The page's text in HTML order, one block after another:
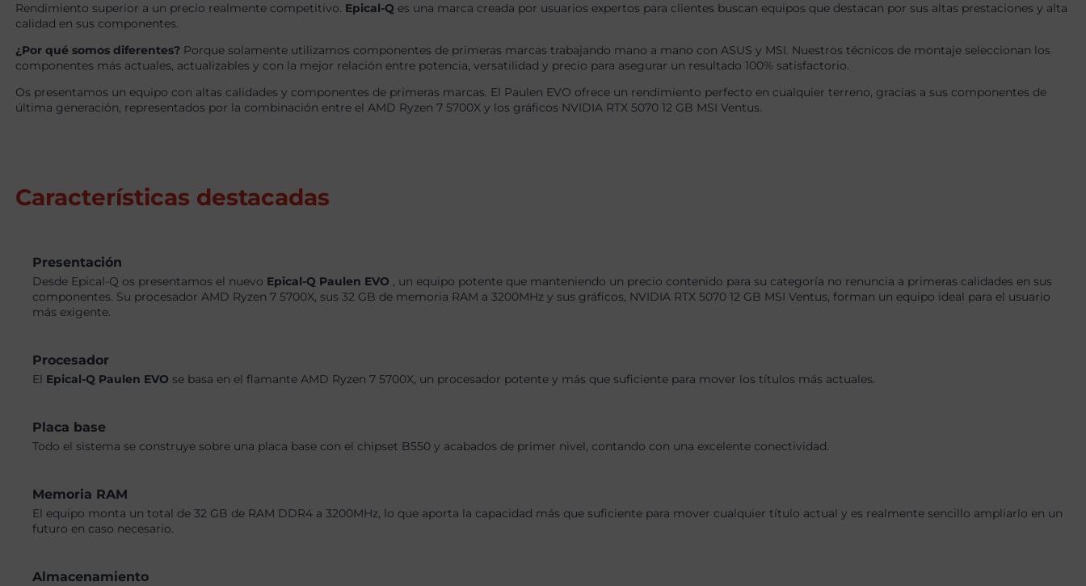
Rendimiento superior a un precio realmente competitivo. Epical-Q es una marca creada por usuarios expertos para clientes buscan equipos que destacan por sus altas prestaciones y alta
calidad en sus componentes.
¿Por qué somos diferentes? Porque solamente utilizamos componentes de primeras marcas trabajando mano a mano con ASUS y MSI. Nuestros técnicos de montaje seleccionan los
componentes más actuales, actualizables y con la mejor relación entre potencia, versatilidad y precio para asegurar un resultado 100% satisfactorio.
Os presentamos un equipo con altas calidades y componentes de primeras marcas. El Paulen EVO ofrece un rendimiento perfecto en cualquier terreno, gracias a sus componentes de
última generación, representados por la combinación entre el AMD Ryzen 7 5700X y los gráficos NVIDIA RTX 5070 12 GB MSI Ventus.
Características destacadas
Presentación
Desde Epical-Q os presentamos el nuevo Epical-Q Paulen EVO , un equipo potente que manteniendo un precio contenido para su categoría no renuncia a primeras calidades en sus
componentes. Su procesador AMD Ryzen 7 5700X, sus 32 GB de memoria RAM a 3200MHz y sus gráficos, NVIDIA RTX 5070 12 GB MSI Ventus, forman un equipo ideal para el usuario
más exigente.
Procesador
El Epical-Q Paulen EVO se basa en el flamante AMD Ryzen 7 5700X, un procesador potente y más que suficiente para mover los títulos más actuales.
Placa base
Todo el sistema se construye sobre una placa base con el chipset B550 y acabados de primer nivel, contando con una excelente conectividad.
Memoria RAM
El equipo monta un total de 32 GB de RAM DDR4 a 3200MHz, lo que aporta la capacidad más que suficiente para mover cualquier título actual y es realmente sencillo ampliarlo en un
futuro en caso necesario.
Almacenamiento